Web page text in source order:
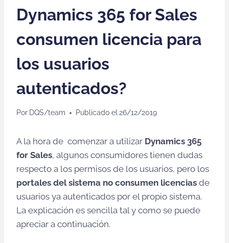
Dynamics 365 for Sales
consumen licencia para
los usuarios
autenticados?
Por DQS/team Publicado el 26/12/2019
A la hora de comenzar a utilizar Dynamics 365
for Sales, algunos consumidores tienen dudas
respecto a los permisos de los usuarios, pero los
portales del sistema no consumen licencias de
usuarios ya autenticados por el propio sistema.
La explicación es sencilla tal y como se puede
apreciar a continuación.